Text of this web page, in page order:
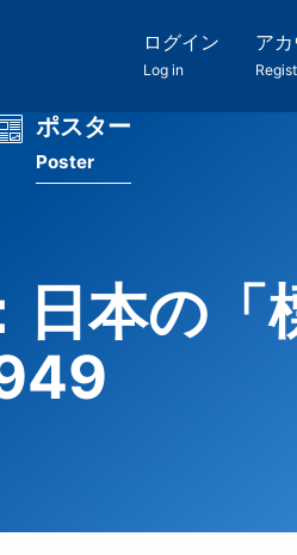
ログイン
Log in
ア
ポスター
Poster
日本の「